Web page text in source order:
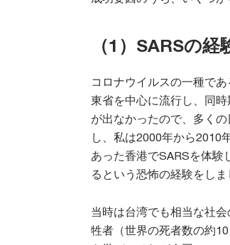
（1）SARSの経
コロナウイルスの一種で
東省を中心に流行し、同
が出なかったので、多く
し、私は2000年から2010
あった香港でSARSを体験
るという恐怖の経験をしま
当時は台湾でも相当な社
牲者（世界の死者数の約